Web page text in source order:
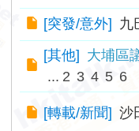
[突發/意外] 九
[其他] 大埔區
... 2 3 4 5 6
[轉載/新聞] 沙